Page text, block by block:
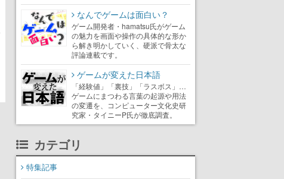
なんでゲームは面白い？
ゲーム開発者・hamatsu氏がゲーム
の魅力を画面や操作の具体的な形か
ら解き明かしていく、硬派で骨太な
評論連載です。
ゲームが変えた日本語
「経験値」「裏技」「ラスボス」…
ゲームにまつわる言葉の起源や用法
の変遷を、コンピューター文化史研
究家・タイニーP氏が徹底調査。
カテゴリ
特集記事